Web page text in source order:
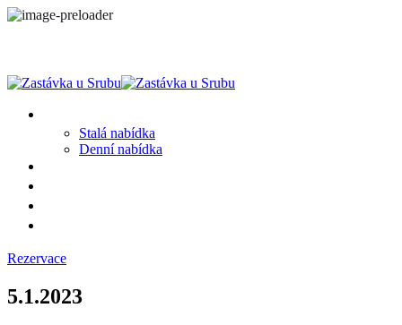
Stalá nabídka
Denní nabídka
Rezervace
5.1.2023